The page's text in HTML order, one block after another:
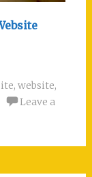
, website,
Leave a